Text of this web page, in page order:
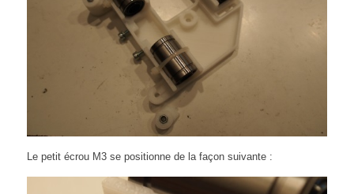
Le petit écrou M3 se positionne de la façon suivante :